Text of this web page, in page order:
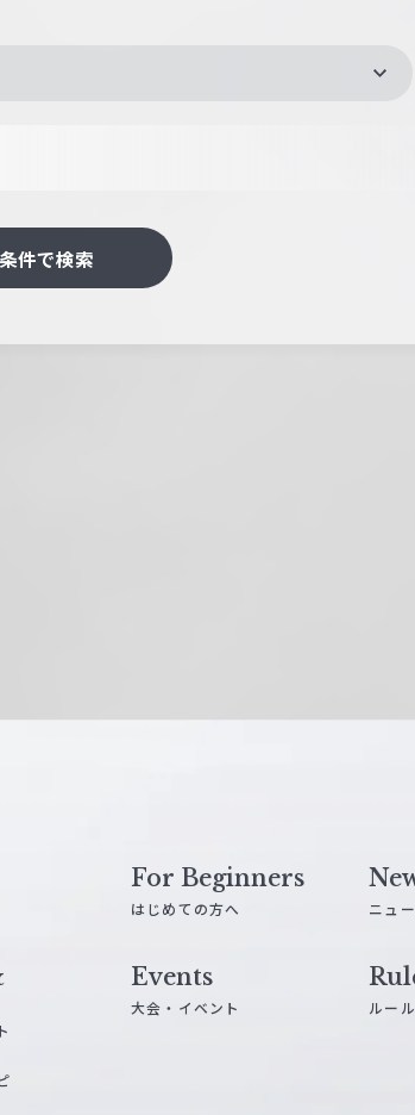
件で検索
For Beginners
はじめての方へ ニュ
Events
大会・イベント ルー